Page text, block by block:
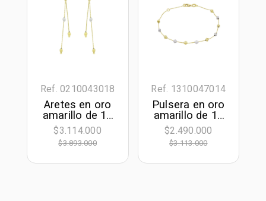
Ref. 0210043018
Aretes en oro
amarillo de 18
Kilates, Figuras
geométricas
$3.114.000
$3.893.000
Ref. 1310047014
Pulsera en oro
amarillo de 18
Kilates, 17 cm.
de largo, 0.50
mm. de ancho
$2.490.000
$3.113.000